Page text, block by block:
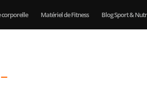
corporelle Matériel de Fitness Blog Sport &
–